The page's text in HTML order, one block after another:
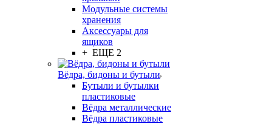
Модульные системы
хранения
Аксессуары для
ящиков
+ ЕЩЕ 2
Вёдра, бидоны и бутыли
Бутыли и бутылки
пластиковые
Вёдра металлические
Вёдра пластиковые